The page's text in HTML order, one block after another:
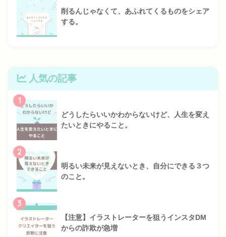
削るんじゃなくて、あふれてくるものをシェア
する。
人気の記事
1
どうしたらいいかわからないけど、人生を変え
たいときにやること。
2
明るい未来が見えないとき、自分にできる３つ
のこと。
3
【注意】イラストレーターを狙うインスタDM
からの詐欺が急増